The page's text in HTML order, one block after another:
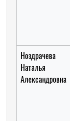
Ноздрачева
Наталья
Александровна